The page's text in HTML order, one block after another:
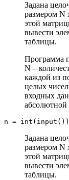
Задана
размером N
этой
вывести
таблицы.
Программа
N –
каждой из
целых
входных
абсолютной
n = int(input())
Задана
размером N
этой
вывести
таблицы.